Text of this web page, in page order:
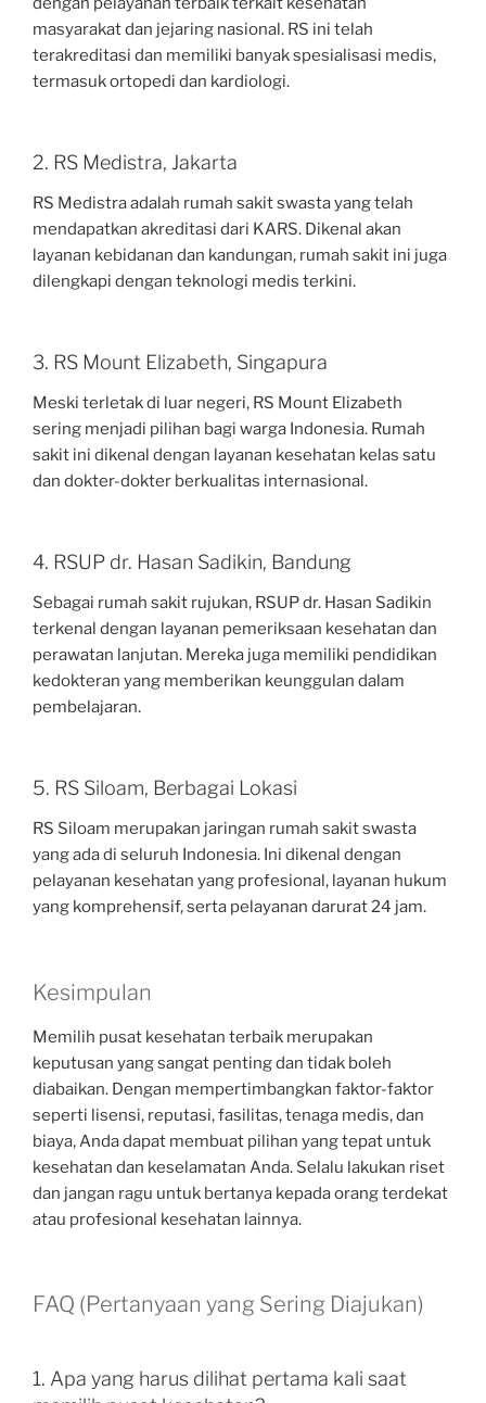
masyarakat dan jejaring nasional. RS ini telah
terakreditasi dan memiliki banyak spesialisasi medis,
termasuk ortopedi dan kardiologi.
2. RS Medistra, Jakarta
RS Medistra adalah rumah sakit swasta yang telah
mendapatkan akreditasi dari KARS. Dikenal akan
layanan kebidanan dan kandungan, rumah sakit ini juga
dilengkapi dengan teknologi medis terkini.
3. RS Mount Elizabeth, Singapura
Meski terletak di luar negeri, RS Mount Elizabeth
sering menjadi pilihan bagi warga Indonesia. Rumah
sakit ini dikenal dengan layanan kesehatan kelas satu
dan dokter-dokter berkualitas internasional.
4. RSUP dr. Hasan Sadikin, Bandung
Sebagai rumah sakit rujukan, RSUP dr. Hasan Sadikin
terkenal dengan layanan pemeriksaan kesehatan dan
perawatan lanjutan. Mereka juga memiliki pendidikan
kedokteran yang memberikan keunggulan dalam
pembelajaran.
5. RS Siloam, Berbagai Lokasi
RS Siloam merupakan jaringan rumah sakit swasta
yang ada di seluruh Indonesia. Ini dikenal dengan
pelayanan kesehatan yang profesional, layanan hukum
yang komprehensif, serta pelayanan darurat 24 jam.
Kesimpulan
Memilih pusat kesehatan terbaik merupakan
keputusan yang sangat penting dan tidak boleh
diabaikan. Dengan mempertimbangkan faktor-faktor
seperti lisensi, reputasi, fasilitas, tenaga medis, dan
biaya, Anda dapat membuat pilihan yang tepat untuk
kesehatan dan keselamatan Anda. Selalu lakukan riset
dan jangan ragu untuk bertanya kepada orang terdekat
atau profesional kesehatan lainnya.
FAQ (Pertanyaan yang Sering Diajukan)
1. Apa yang harus dilihat pertama kali saat